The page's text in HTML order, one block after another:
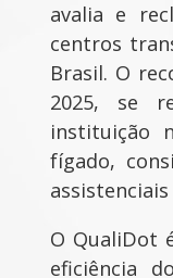
avalia e
centros
Brasil. O
2025, se
instituição
fígado,
O QualiDot
eficiência